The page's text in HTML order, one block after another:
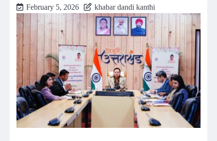
February 5, 2026 khabar dandi kanthi